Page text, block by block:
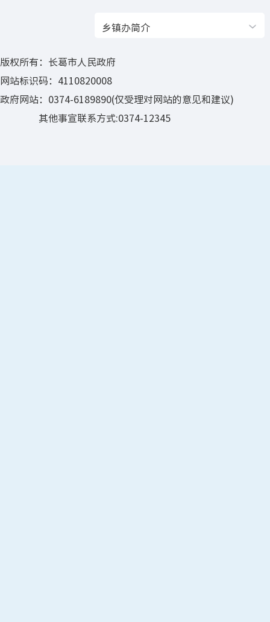
乡镇办简介
版权所有：长葛市人民政府
网站标识码：4110820008
政府网站：0374-6189890(仅受理对网站的意见和建议)
其他事宣联系方式:0374-12345